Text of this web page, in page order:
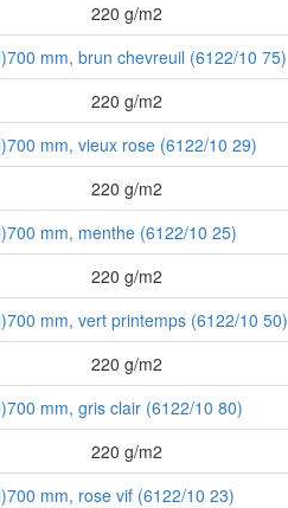
220 g/m2
mm, brun chevreuil (6122/10 75)
220 g/m2
mm, vieux rose (6122/10 29)
220 g/m2
mm, menthe (6122/10 25)
220 g/m2
mm, vert printemps (6122/10 50)
220 g/m2
mm, gris clair (6122/10 80)
220 g/m2
mm, rose vif (6122/10 23)